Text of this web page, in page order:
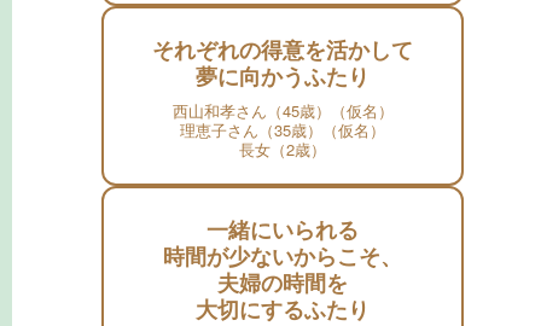
それぞれの得意を活かして
夢に向かうふたり
西山和孝さん（45歳）（仮名）
理恵子さん（35歳）（仮名）
長女（2歳）
一緒にいられる
時間が少ないからこそ、
夫婦の時間を
大切にするふたり